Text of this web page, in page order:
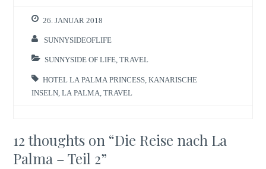
26. JANUAR 2018
SUNNYSIDEOFLIFE
SUNNYSIDE OF LIFE ,TRAVEL
HOTEL LA PALMA PRINCESS ,KANARISCHE
INSELN ,LA PALMA ,TRAVEL
12 thoughts on “Die Reise nach La
Palma – Teil 2”